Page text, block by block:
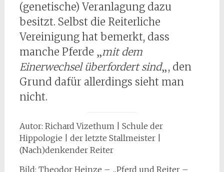
(genetische) Veranlagung dazu
besitzt. Selbst die Reiterliche
Vereinigung hat bemerkt, dass
manche Pferde „mit dem
Einerwechsel überfordert sind„, den
Grund dafür allerdings sieht man
nicht.
Autor: Richard Vizethum | Schule der
Hippologie | der letzte Stallmeister |
(Nach)denkender Reiter
Bild: Theodor Heinze – „Pferd und Reiter –